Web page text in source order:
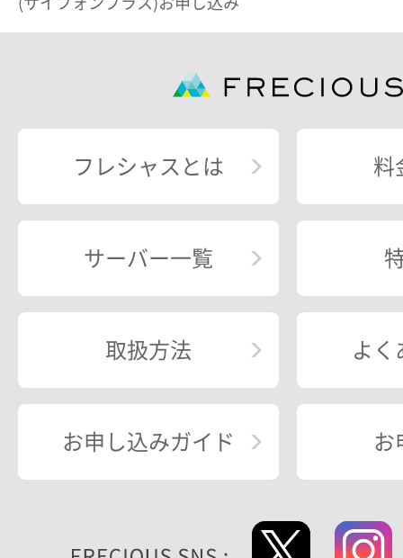
フレシャスとは 料
サーバー一覧
取扱方法 よく
お申し込みガイド お